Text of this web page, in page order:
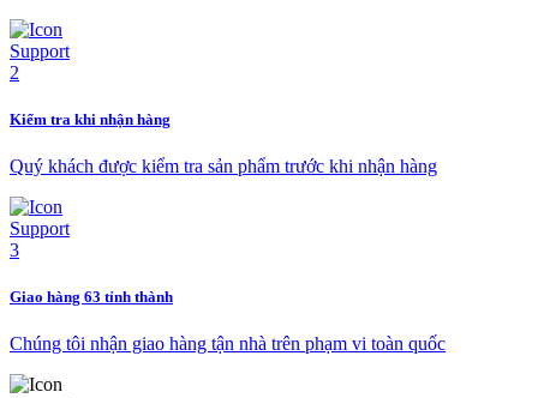
Kiểm tra khi nhận hàng
Quý khách được kiểm tra sản phẩm trước khi nhận hàng
Giao hàng 63 tỉnh thành
Chúng tôi nhận giao hàng tận nhà trên phạm vi toàn quốc